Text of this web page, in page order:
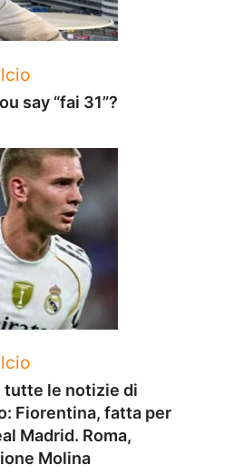
say “fai 31”?
tutte le notizie di
Fiorentina, fatta per
Madrid. Roma,
Molina